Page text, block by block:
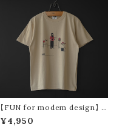
【FUN for modem design】 p
achypodium oji tee (sand)
¥4,950